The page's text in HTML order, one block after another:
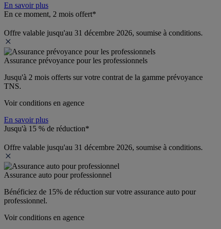
En savoir plus
En ce moment, 2 mois offert*
Offre valable jusqu'au 31 décembre 2026, soumise à conditions.
Assurance prévoyance pour les professionnels
Jusqu'à 2 mois offerts sur votre contrat de la gamme prévoyance
TNS.
Voir conditions en agence
En savoir plus
Jusqu'à 15 % de réduction*
Offre valable jusqu'au 31 décembre 2026, soumise à conditions.
Assurance auto pour professionnel
Bénéficiez de 15% de réduction sur votre assurance auto pour
professionnel.
Voir conditions en agence